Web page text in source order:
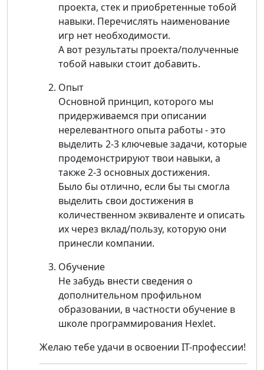
проекта, стек и приобретенные тобой
навыки. Перечислять наименование
игр нет необходимости.
А вот результаты проекта/полученные
тобой навыки стоит добавить.
Опыт
Основной принцип, которого мы
придерживаемся при описании
нерелевантного опыта работы - это
выделить 2-3 ключевые задачи, которые
продемонстрируют твои навыки, а
также 2-3 основных достижения.
Было бы отлично, если бы ты смогла
выделить свои достижения в
количественном эквиваленте и описать
их через вклад/пользу, которую они
принесли компании.
Обучение
Не забудь внести сведения о
дополнительном профильном
образовании, в частности обучение в
школе программирования Hexlet.
Желаю тебе удачи в освоении IT-профессии!